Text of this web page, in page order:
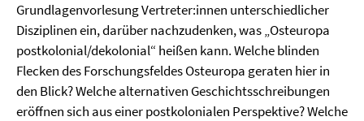
Grundlagenvorlesung Vertreter:innen unterschiedlicher
Disziplinen ein, darüber nachzudenken, was „Osteuropa
postkolonial/dekolonial“ heißen kann. Welche blinden
Flecken des Forschungsfeldes Osteuropa geraten hier in
den Blick? Welche alternativen Geschichtsschreibungen
eröffnen sich aus einer postkolonialen Perspektive? Welche